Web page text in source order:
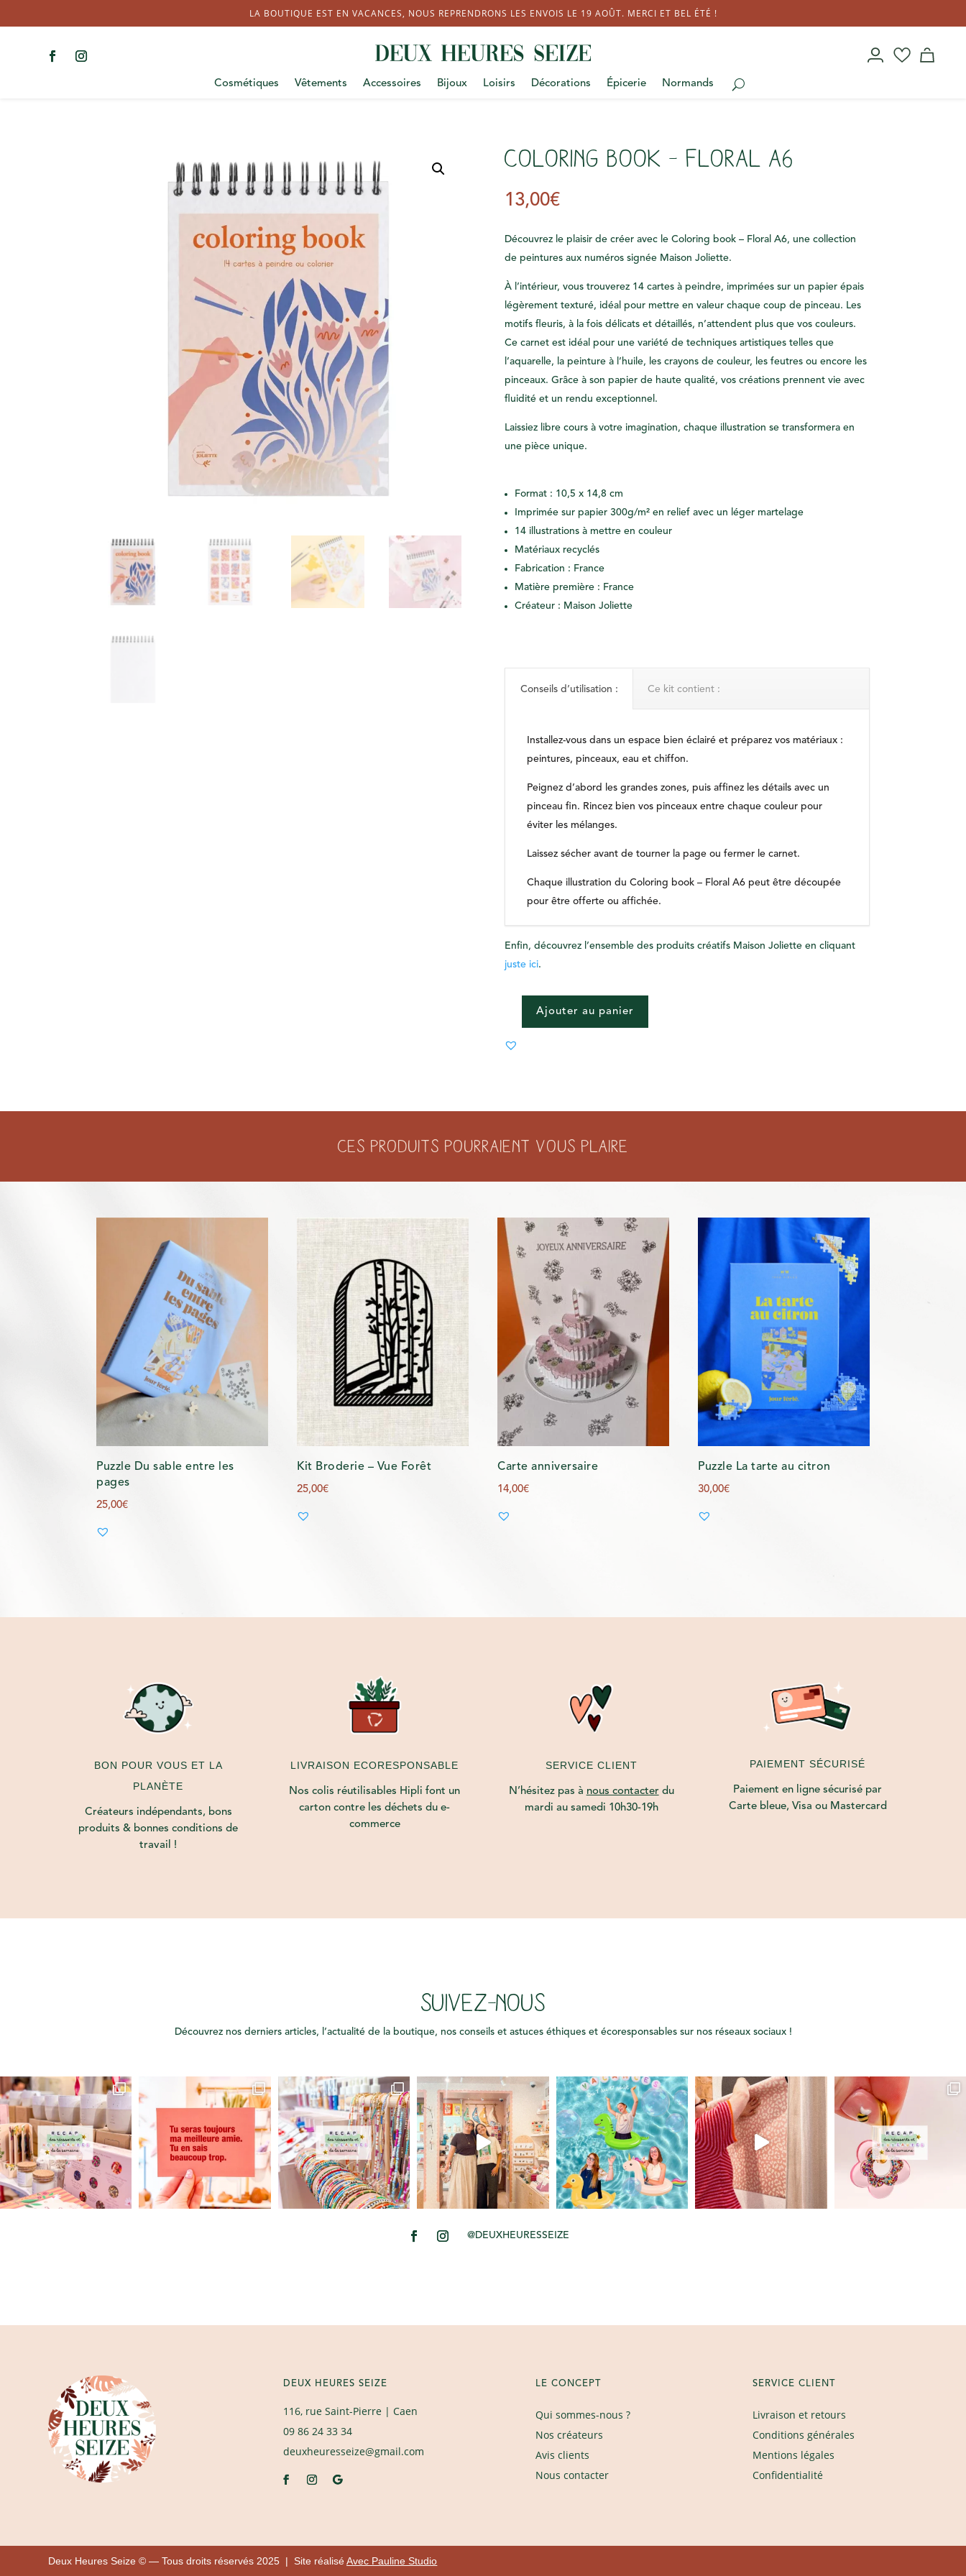
LA BOUTIQUE EST EN VACANCES, NOUS REPRENDRONS LES ENVOIS LE 19 AOÛT. MERCI ET BEL ÉTÉ !
Cosmétiques Vêtements Accessoires Bijoux Loisirs Décorations Épicerie Normands
Coloring book – Floral A6
13,00€
Découvrez le plaisir de créer avec le Coloring book – Floral A6, une collection
de peintures aux numéros signée Maison Joliette.
À l’intérieur, vous trouverez 14 cartes à peindre, imprimées sur un papier épais
légèrement texturé, idéal pour mettre en valeur chaque coup de pinceau. Les
motifs fleuris, à la fois délicats et détaillés, n’attendent plus que vos couleurs.
Ce carnet est idéal pour une variété de techniques artistiques telles que
l’aquarelle, la peinture à l’huile, les crayons de couleur, les feutres ou encore les
pinceaux. Grâce à son papier de haute qualité, vos créations prennent vie avec
fluidité et un rendu exceptionnel.
Laissiez libre cours à votre imagination, chaque illustration se transformera en
une pièce unique.
Format : 10,5 x 14,8 cm
Imprimée sur papier 300g/m² en relief avec un léger martelage
14 illustrations à mettre en couleur
Matériaux recyclés
Fabrication : France
Matière première : France
Créateur : Maison Joliette
Conseils d’utilisation : Ce kit contient :
Installez-vous dans un espace bien éclairé et préparez vos matériaux :
peintures, pinceaux, eau et chiffon.
Peignez d’abord les grandes zones, puis affinez les détails avec un
pinceau fin. Rincez bien vos pinceaux entre chaque couleur pour
éviter les mélanges.
Laissez sécher avant de tourner la page ou fermer le carnet.
Chaque illustration du Coloring book – Floral A6 peut être découpée
pour être offerte ou affichée.
Enfin, découvrez l’ensemble des produits créatifs Maison Joliette en cliquant
juste ici.
QUANTITÉ
COLORING
Ajouter au panier
Ces produits pourraient vous plaire
Puzzle Du sable entre les
pages
25,00€
Kit Broderie – Vue Forêt
25,00€
Carte anniversaire
14,00€
Puzzle La tarte au citron
30,00€
BON POUR VOUS ET LA
PLANÈTE
Créateurs indépendants, bons
produits & bonnes conditions de
travail !
LIVRAISON ECORESPONSABLE
Nos colis réutilisables Hipli font un
carton contre les déchets du e-
commerce
SERVICE CLIENT
N’hésitez pas à nous contacter du
mardi au samedi 10h30-19h
PAIEMENT SÉCURISÉ
Paiement en ligne sécurisé par
Carte bleue, Visa ou Mastercard
SUIVEZ-NOUS
Découvrez nos derniers articles, l’actualité de la boutique, nos conseils et astuces éthiques et écoresponsables sur nos réseaux sociaux !
@DEUXHEURESSEIZE
DEUX HEURES SEIZE
116, rue Saint-Pierre| Caen
09 86 24 33 34
deuxheuresseize@gmail.com
LE CONCEPT
Qui sommes-nous ?
Nos créateurs
Avis clients
Nous contacter
SERVICE CLIENT
Livraison et retours
Conditions générales
Mentions légales
Confidentialité
Deux Heures Seize © — Tous droits réservés 2025 | Site réaliséAvec Pauline Studio